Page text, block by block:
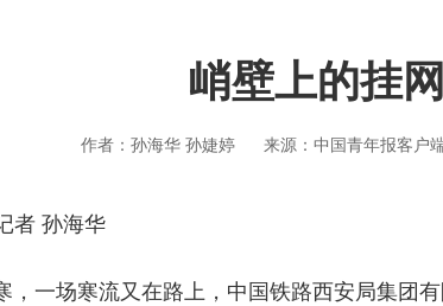
峭壁上的挂
作者：孙海华 孙婕婷 来源：中国青年报客户
者 孙海华
，一场寒流又在路上，中国铁路西安局集团